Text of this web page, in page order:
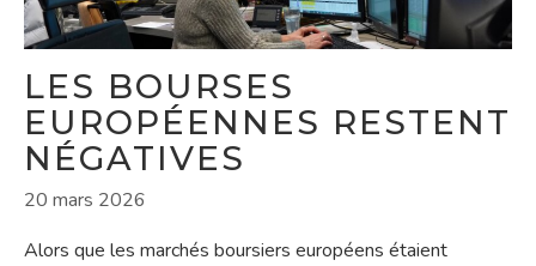
LES BOURSES
EUROPÉENNES RESTENT
NÉGATIVES
20 mars 2026
Alors que les marchés boursiers européens étaient